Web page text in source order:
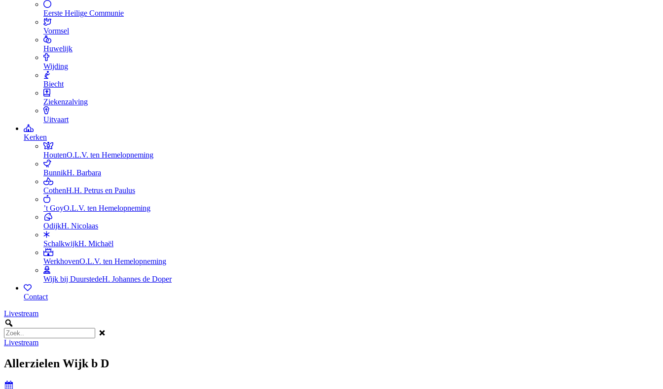
Eerste Heilige Communie
Vormsel
Huwelijk
Wijding
Biecht
Ziekenzalving
Uitvaart
Kerken
HoutenO.L.V. ten Hemelopneming
BunnikH. Barbara
CothenH.H. Petrus en Paulus
’t GoyO.L.V. ten Hemelopneming
OdijkH. Nicolaas
SchalkwijkH. Michaël
WerkhovenO.L.V. ten Hemelopneming
Wijk bij DuurstedeH. Johannes de Doper
Contact
Livestream
Livestream
Allerzielen Wijk b D